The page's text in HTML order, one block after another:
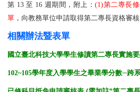
第 13 至 16 週期間，附上：(1)第二專長
單 ，向教務單位申請取得第二專長資格審核
相關辦法暨表單
國立臺北科技大學學生修讀第二專長實施
102~105學年度入學學生之畢業學分數─跨